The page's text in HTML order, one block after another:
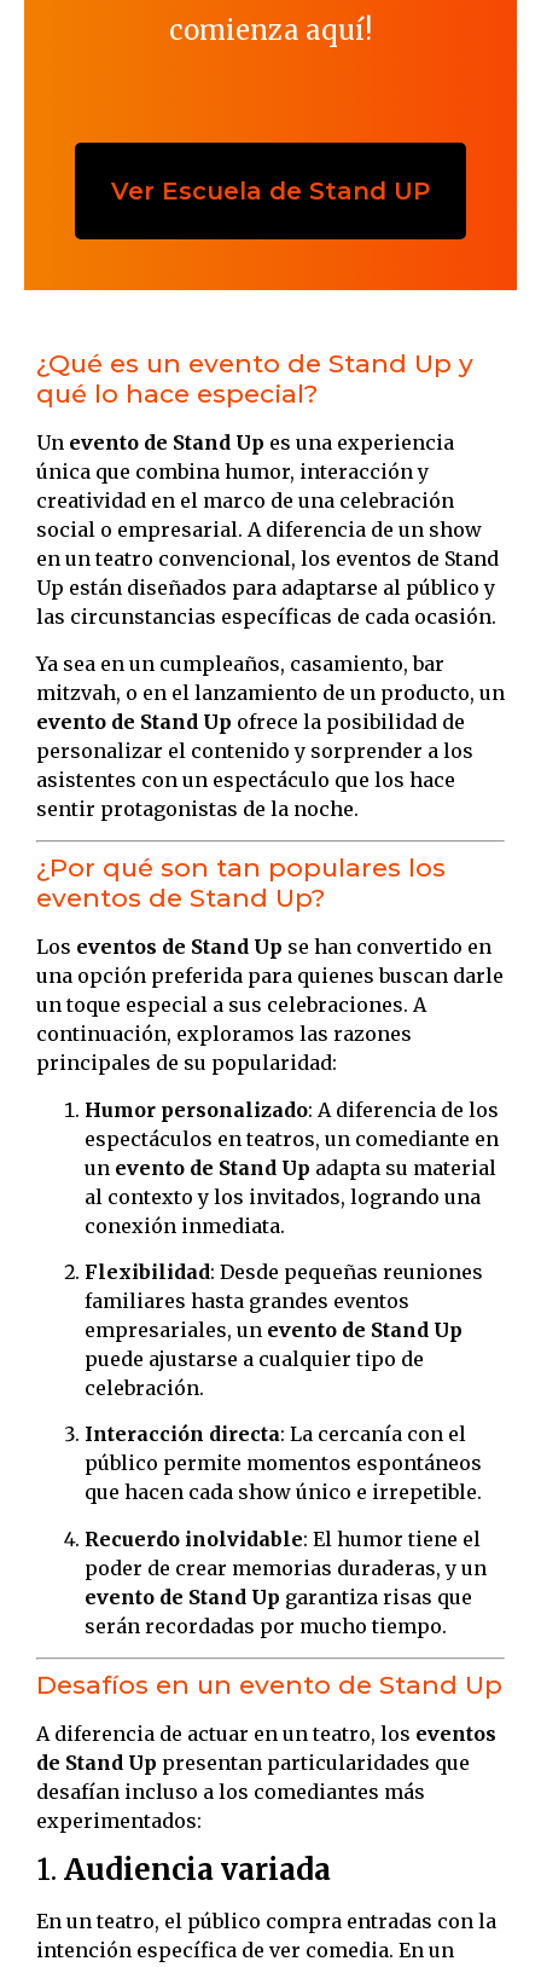
comienza aquí!
Ver Escuela de Stand UP
¿Qué es un evento de Stand Up y
qué lo hace especial?
Un evento de Stand Up es una experiencia
única que combina humor, interacción y
creatividad en el marco de una celebración
social o empresarial. A diferencia de un show
en un teatro convencional, los eventos de Stand
Up están diseñados para adaptarse al público y
las circunstancias específicas de cada ocasión.
Ya sea en un cumpleaños, casamiento, bar
mitzvah, o en el lanzamiento de un producto, un
evento de Stand Up ofrece la posibilidad de
personalizar el contenido y sorprender a los
asistentes con un espectáculo que los hace
sentir protagonistas de la noche.
¿Por qué son tan populares los
eventos de Stand Up?
Los eventos de Stand Up se han convertido en
una opción preferida para quienes buscan darle
un toque especial a sus celebraciones. A
continuación, exploramos las razones
principales de su popularidad:
Humor personalizado: A diferencia de los
espectáculos en teatros, un comediante en
un evento de Stand Up adapta su material
al contexto y los invitados, logrando una
conexión inmediata.
Flexibilidad: Desde pequeñas reuniones
familiares hasta grandes eventos
empresariales, un evento de Stand Up
puede ajustarse a cualquier tipo de
celebración.
Interacción directa: La cercanía con el
público permite momentos espontáneos
que hacen cada show único e irrepetible.
Recuerdo inolvidable: El humor tiene el
poder de crear memorias duraderas, y un
evento de Stand Up garantiza risas que
serán recordadas por mucho tiempo.
Desafíos en un evento de Stand Up
A diferencia de actuar en un teatro, los eventos
de Stand Up presentan particularidades que
desafían incluso a los comediantes más
experimentados:
1. Audiencia variada
En un teatro, el público compra entradas con la
intención específica de ver comedia. En un